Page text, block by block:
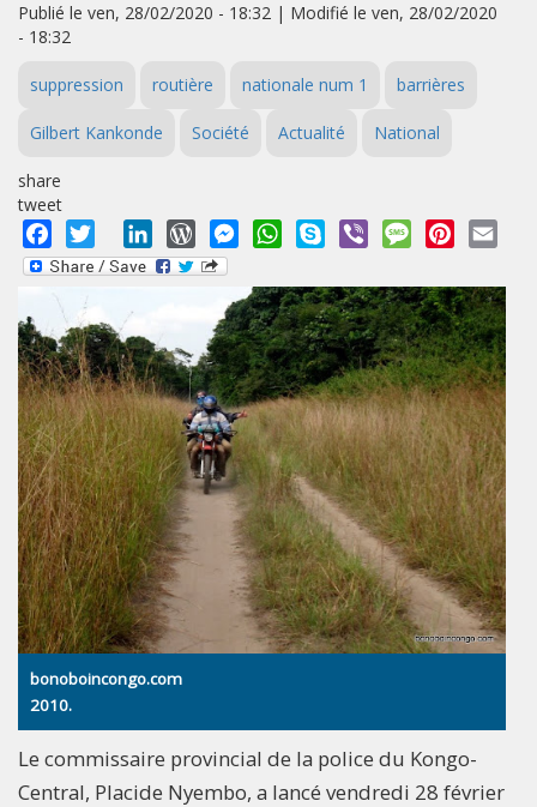
Publié le ven, 28/02/2020 - 18:32 | Modifié le ven, 28/02/2020
- 18:32
suppression routière nationale num 1 barrières
Gilbert Kankonde Société Actualité National
share
tweet
Facebook
Twitter LinkedInWordPressMessengerWhatsApp
Skype Viber MessagePinterest
bonoboincongo.com
2010.
Le commissaire provincial de la police du Kongo-
Central, Placide Nyembo, a lancé vendredi 28 février